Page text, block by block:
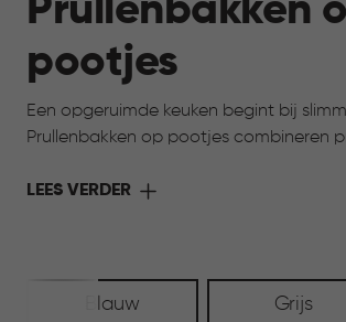
Prullenbakken
pootjes
Een opgeruimde keuken begint bij
Prullenbakken op pootjes combineren
ontwerp maakt de prullenbak
LEES VERDER
Blauw Grijs